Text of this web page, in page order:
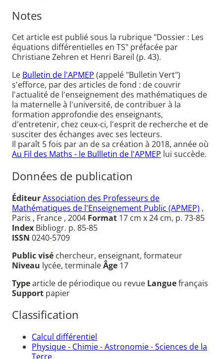
Notes
Cet article est publié sous la rubrique "Dossier : Les
équations différentielles en TS" préfacée par
Christiane Zehren et Henri Bareil (p. 43).
Le Bulletin de l'APMEP (appelé "Bulletin Vert")
s'efforce, par des articles de fond : de couvrir
l'actualité de l'enseignement des mathématiques de
la maternelle à l'université, de contribuer à la
formation approfondie des enseignants,
d'entretenir, chez ceux-ci, l'esprit de recherche et de
susciter des échanges avec ses lecteurs.
Il paraît 5 fois par an de sa création à 2018, année où
Au Fil des Maths - le Bullletin de l'APMEP lui succède.
Données de publication
ÉditeurAssociation des Professeurs de
Mathématiques de l'Enseignement Public (APMEP) ,
Paris , France , 2004 Format 17 cm x 24 cm, p. 73-85
Index Bibliogr. p. 85-85
ISSN 0240-5709
Public visé chercheur, enseignant, formateur
Niveau lycée, terminaleÂge 17
Typearticle de périodique ou revue Languefrançais
Support papier
Classification
Calcul différentiel
Physique - Chimie - Astronomie - Sciences de la
Terre